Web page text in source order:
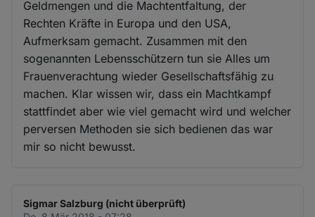
Geldmengen und die Machtentfaltung, der
Rechten Kräfte in Europa und den USA,
Aufmerksam gemacht. Zusammen mit den
sogenannten Lebensschützern tun sie Alles um
Frauenverachtung wieder Gesellschaftsfähig zu
machen. Klar wissen wir, dass ein Machtkampf
stattfindet aber wie viel gemacht wird und welcher
perversen Methoden sie sich bedienen das war
mir so nicht bewusst.
Sigmar Salzburg (nicht überprüft)